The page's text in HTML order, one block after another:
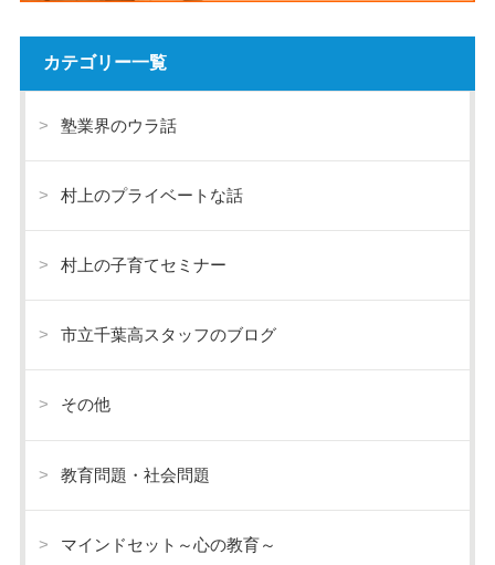
カテゴリー一覧
塾業界のウラ話
村上のプライベートな話
村上の子育てセミナー
市立千葉高スタッフのブログ
その他
教育問題・社会問題
マインドセット～心の教育～